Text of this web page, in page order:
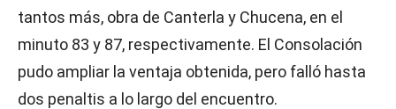
tantos más, obra de Canterla y Chucena, en el
minuto 83 y 87, respectivamente. El Consolación
pudo ampliar la ventaja obtenida, pero falló hasta
dos penaltis a lo largo del encuentro.